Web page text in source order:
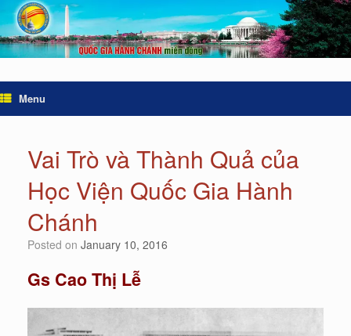
Menu
Vai Trò và Thành Quả của
Học Viện Quốc Gia Hành
Chánh
Posted on January 10, 2016
Gs Cao Thị Lễ